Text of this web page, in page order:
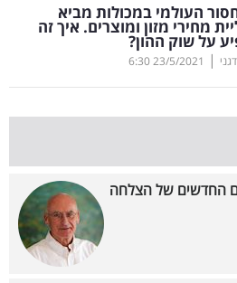
העולמי במכולות מביא
מחירי מזון ומוצרים. איך זה
על שוק ההון?
|
23/5/2021
6:30
החדשים של הצלחה